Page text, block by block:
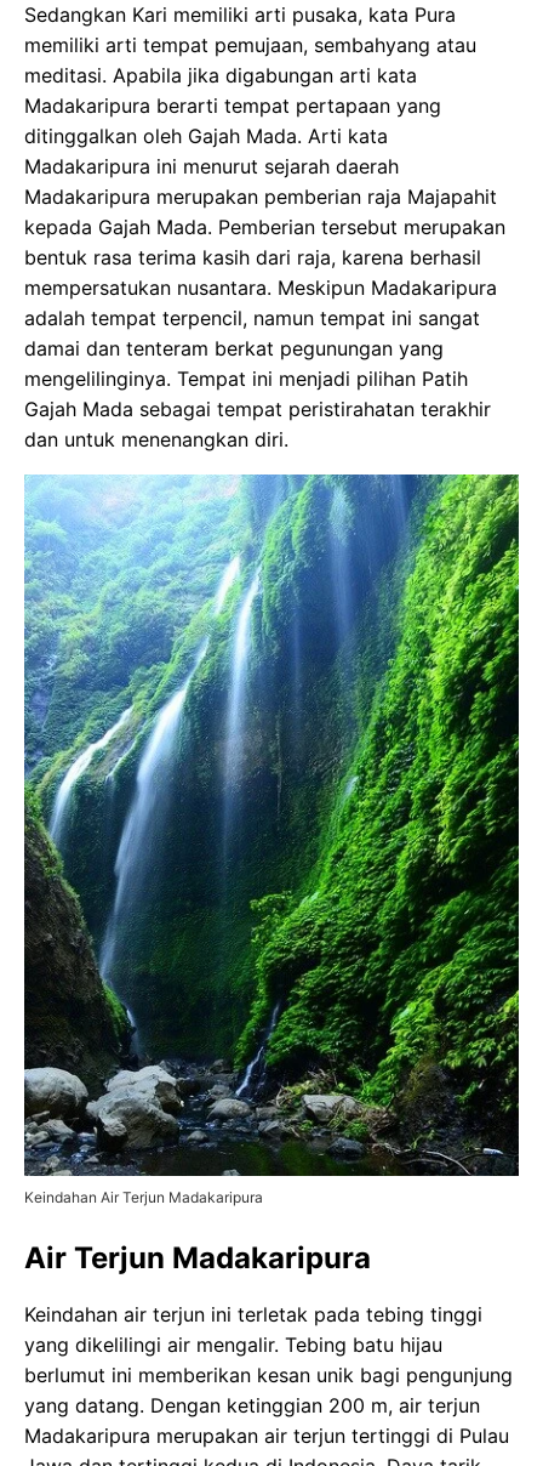
Sedangkan Kari memiliki arti pusaka, kata Pura
memiliki arti tempat pemujaan, sembahyang atau
meditasi. Apabila jika digabungan arti kata
Madakaripura berarti tempat pertapaan yang
ditinggalkan oleh Gajah Mada. Arti kata
Madakaripura ini menurut sejarah daerah
Madakaripura merupakan pemberian raja Majapahit
kepada Gajah Mada. Pemberian tersebut merupakan
bentuk rasa terima kasih dari raja, karena berhasil
mempersatukan nusantara. Meskipun Madakaripura
adalah tempat terpencil, namun tempat ini sangat
damai dan tenteram berkat pegunungan yang
mengelilinginya. Tempat ini menjadi pilihan Patih
Gajah Mada sebagai tempat peristirahatan terakhir
dan untuk menenangkan diri.
Keindahan Air Terjun Madakaripura
Air Terjun Madakaripura
Keindahan air terjun ini terletak pada tebing tinggi
yang dikelilingi air mengalir. Tebing batu hijau
berlumut ini memberikan kesan unik bagi pengunjung
yang datang. Dengan ketinggian 200 m, air terjun
Madakaripura merupakan air terjun tertinggi di Pulau